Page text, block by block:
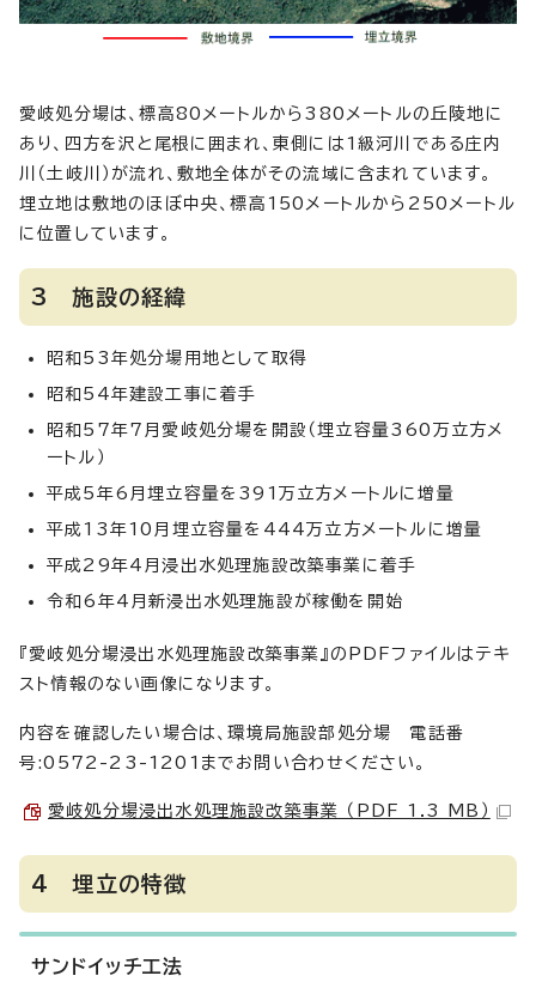
愛岐処分場は、標高80メートルから380メートルの丘陵地に
あり、四方を沢と尾根に囲まれ、東側には1級河川である庄内
川（土岐川）が流れ、敷地全体がその流域に含まれています。
埋立地は敷地のほぼ中央、標高150メートルから250メートル
に位置しています。
3 施設の経緯
昭和53年処分場用地として取得
昭和54年建設工事に着手
昭和57年7月愛岐処分場を開設（埋立容量360万立方メ
ートル）
平成5年6月埋立容量を391万立方メートルに増量
平成13年10月埋立容量を444万立方メートルに増量
平成29年4月浸出水処理施設改築事業に着手
令和6年4月新浸出水処理施設が稼働を開始
『愛岐処分場浸出水処理施設改築事業』のPDFファイルはテキ
スト情報のない画像になります。
内容を確認したい場合は、環境局施設部処分場 電話番
号:0572-23-1201までお問い合わせください。
愛岐処分場浸出水処理施設改築事業 （PDF 1.3 MB）
4 埋立の特徴
サンドイッチ工法